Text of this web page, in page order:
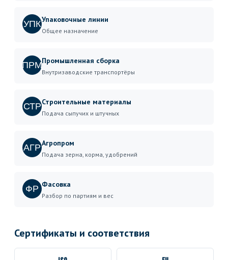
УПКУпаковочные линии
Общее назначение
ПРМПромышленная сборка
Внутризаводские транспортёры
СТРСтроительные материалы
Подача сыпучих и штучных
АГРАгропром
Подача зерна, корма, удобрений
ФР Фасовка
Разбор по партиям и вес
Сертификаты и соответствия